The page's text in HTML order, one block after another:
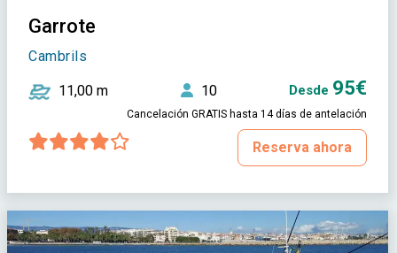
Garrote
Cambrils
11,00 m 10 Desde 95€
Cancelación GRATIS hasta 14 días de antelación
Reserva ahora